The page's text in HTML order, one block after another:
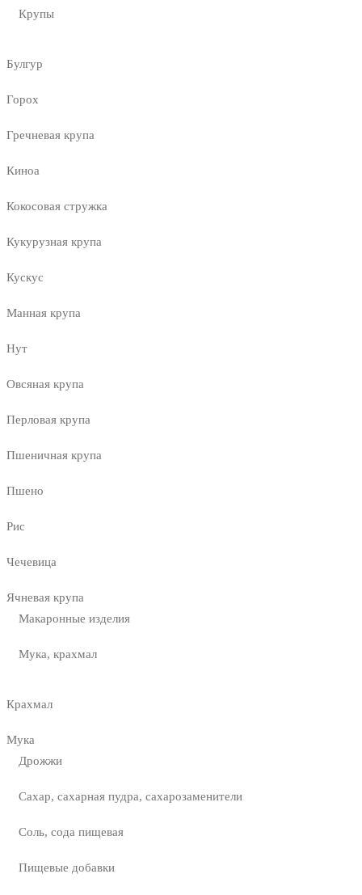
Крупы
Булгур
Горох
Гречневая крупа
Киноа
Кокосовая стружка
Кукурузная крупа
Кускус
Манная крупа
Нут
Овсяная крупа
Перловая крупа
Пшеничная крупа
Пшено
Рис
Чечевица
Ячневая крупа
Макаронные изделия
Мука, крахмал
Крахмал
Мука
Дрожжи
Сахар, сахарная пудра, сахарозаменители
Соль, сода пищевая
Пищевые добавки